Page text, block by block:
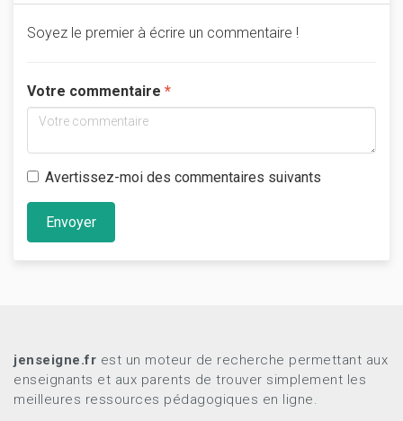
Soyez le premier à écrire un commentaire !
Votre commentaire
Avertissez-moi des commentaires suivants
Envoyer
jenseigne.fr est un moteur de recherche permettant aux
enseignants et aux parents de trouver simplement les
meilleures ressources pédagogiques en ligne.